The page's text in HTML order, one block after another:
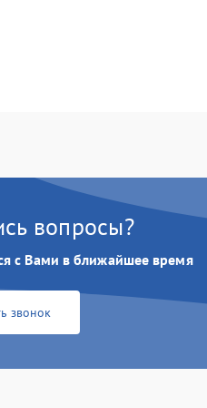
вопросы?
с Вами в ближайшее время
звонок